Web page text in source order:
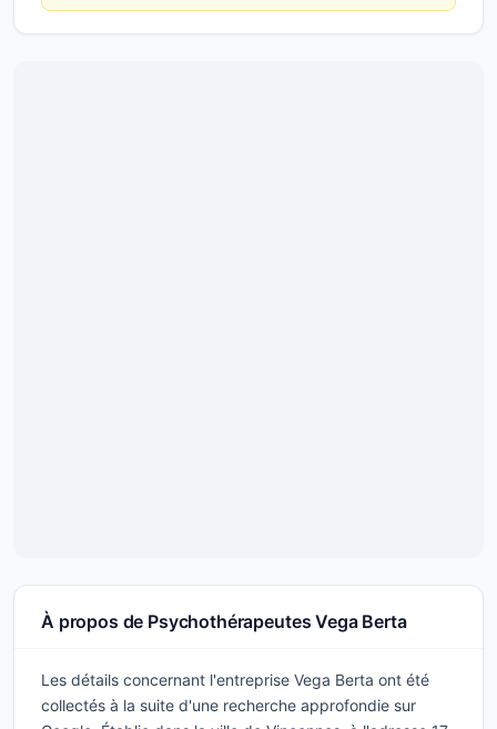
À propos de Psychothérapeutes Vega Berta
Les détails concernant l'entreprise Vega Berta ont été
collectés à la suite d'une recherche approfondie sur